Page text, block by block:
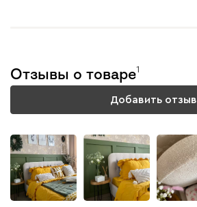
Отзывы о товаре1
Добавить отзыв